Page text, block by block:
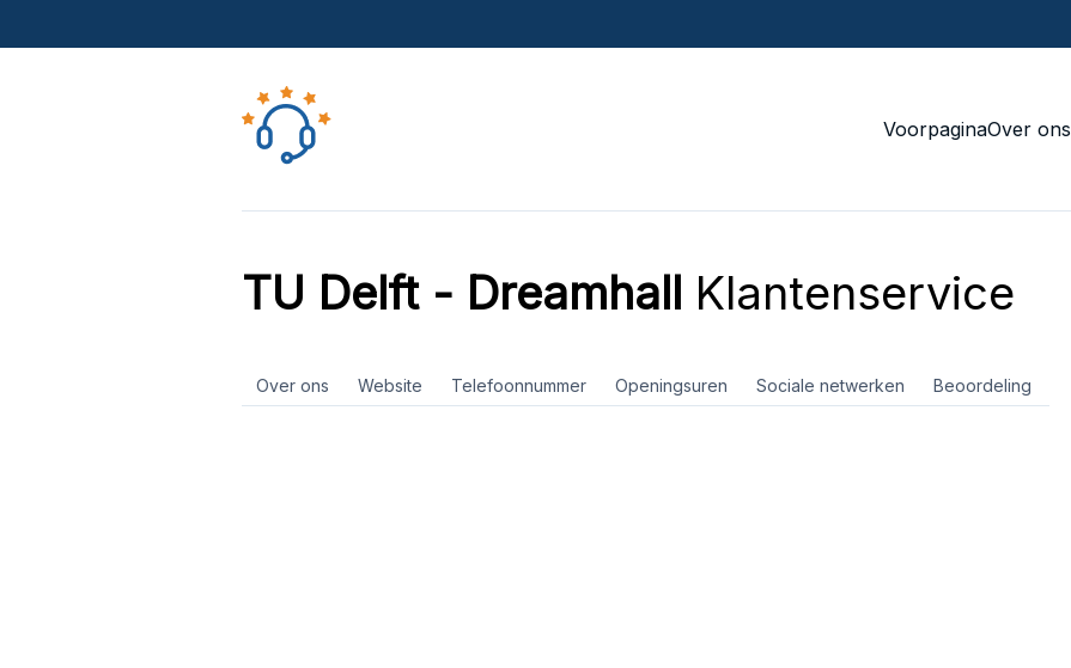
VoorpaginaOver ons
TU Delft - Dreamhall Klantenservice
Over ons Website Telefoonnummer Openingsuren Sociale netwerken Beoordeling